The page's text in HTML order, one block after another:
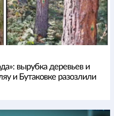
вырубка деревьев и
и Бутаковке разозлили